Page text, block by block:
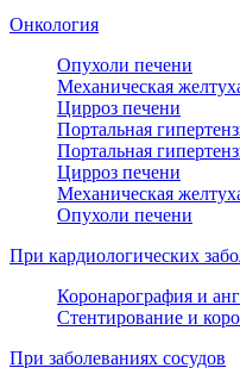
Онкология
Опухоли печени
Механическая
Цирроз печени
Портальная
Портальная
Цирроз печени
Механическая
Опухоли печени
При кардиологических
Коронарография и
Стентирование и
При заболеваниях сосудов